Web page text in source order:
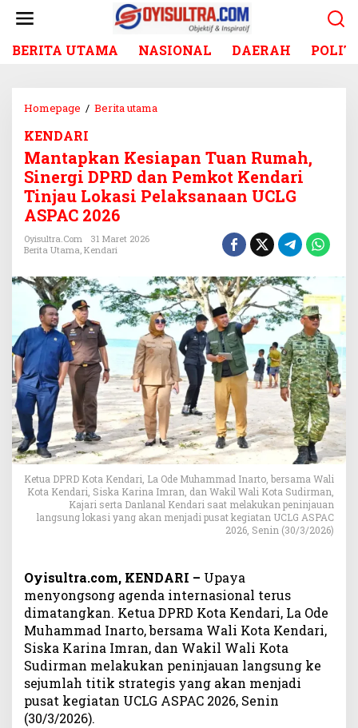
BERITA UTAMA NASIONAL DAERAH
Homepage / Berita utama
t
a
p
k
s
i
a
p
a
T
u
a
n
R
u
m
a
h
,
n
e
r
g
i
D
P
R
D
KENDARI
Mantapkan Kesiapan Tuan Rumah,
Sinergi DPRD dan Pemkot Kendari
Tinjau Lokasi Pelaksanaan UCLG
ASPAC 2026
Oyisultra.com
31 Maret 2026
Berita Utama, Kendari
Ketua DPRD Kota Kendari, La Ode Muhammad Inarto, bersama Wali
Kota Kendari, Siska Karina Imran, dan Wakil Wali Kota Sudirman,
Kajari serta Danlanal Kendari saat melakukan peninjauan
langsung lokasi yang akan menjadi pusat kegiatan UCLG ASPAC
2026, Senin (30/3/2026)
Oyisultra.com, KENDARI – Upaya
menyongsong agenda internasional terus
dimatangkan. Ketua DPRD Kota Kendari, La Ode
Muhammad Inarto, bersama Wali Kota Kendari,
Siska Karina Imran, dan Wakil Wali Kota
Sudirman melakukan peninjauan langsung ke
sejumlah titik strategis yang akan menjadi
pusat kegiatan UCLG ASPAC 2026, Senin
(30/3/2026).